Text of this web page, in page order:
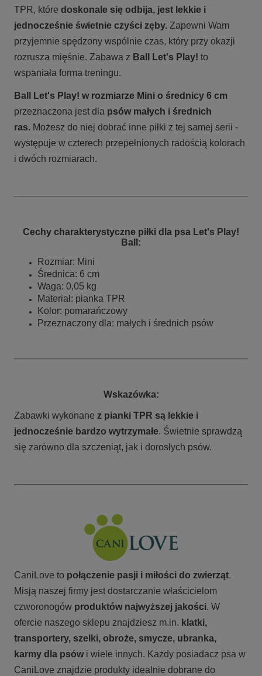
TPR, które doskonale się odbija, jest lekkie i
jednocześnie świetnie czyści zęby. Zapewni Wam
przyjemnie spędzony wspólnie czas, który przy okazji
rozrusza mięśnie. Zabawa z Ball Let's Play! to
wspaniała forma treningu.
Ball Let's Play! w rozmiarze Mini o średnicy 6 cm
przeznaczona jest dla psów małych i średnich
ras. Możesz do niej dobrać inne piłki z tej samej serii -
występuje w czterech przepełnionych radością kolorach
i dwóch rozmiarach.
Cechy charakterystyczne piłki dla psa Let's Play!
Ball:
Rozmiar: Mini
Średnica: 6 cm
Waga: 0,05 kg
Materiał: pianka TPR
Kolor: pomarańczowy
Przeznaczony dla: małych i średnich psów
Wskazówka:
Zabawki wykonane z pianki TPR są lekkie i
jednocześnie bardzo wytrzymałe. Świetnie sprawdzą
się zarówno dla szczeniąt, jak i dorosłych psów.
CaniLove to połączenie pasji i miłości do zwierząt.
Misją naszej firmy jest dostarczanie właścicielom
czworonogów produktów najwyższej jakości. W
ofercie naszego sklepu znajdziesz m.in. klatki,
transportery, szelki, obroże, smycze, ubranka,
karmy dla psówi wiele innych. Każdy posiadacz psa w
CaniLove znajdzie produkty idealnie dobrane do